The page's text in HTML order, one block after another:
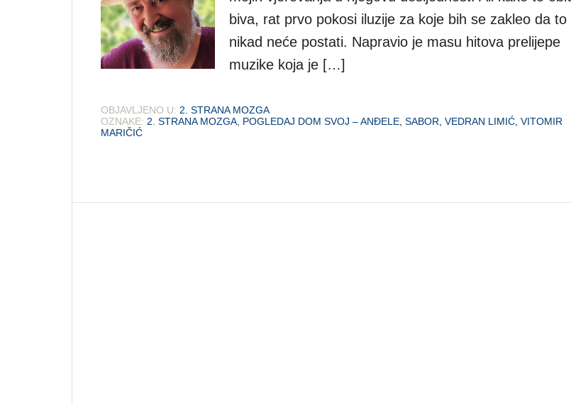
biva, rat prvo pokosi iluzije za koje bih se zakleo da to
nikad neće postati. Napravio je masu hitova prelijepe
muzike koja je […]
OBJAVLJENO U: 2. STRANA MOZGA
OZNAKE: 2. STRANA MOZGA POGLEDAJ DOM SVOJ – ANĐELE SABOR VEDRAN LIMIĆ VITOMIR
MARIČIĆ